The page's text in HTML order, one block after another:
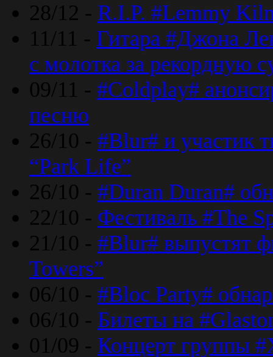
28/12 - R.I.P. #Lemmy
11/11 - Гитара #Джона
с молотка за рекордную
09/11 - #Coldplay#
песню
26/10 - #Blur# и участик
“Park Life”
26/10 - #Duran Duran#
22/10 - Фестиваль #The
21/10 - #Blur# выпустят
Towers”
06/10 - #Bloc Party#
06/10 - Билеты на
01/09 - Концерт группы